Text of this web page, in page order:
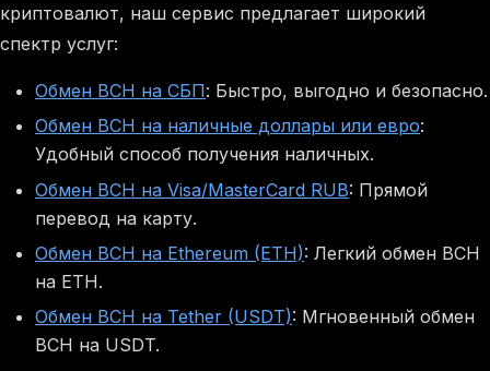
криптовалют, наш сервис предлагает широкий
спектр услуг:
Обмен BCH на СБП: Быстро, выгодно и безопасно.
Обмен BCH на наличные доллары или евро:
Удобный способ получения наличных.
Обмен BCH на Visa/MasterCard RUB: Прямой
перевод на карту.
Обмен BCH на Ethereum (ETH): Легкий обмен BCH
на ETH.
Обмен BCH на Tether (USDT): Мгновенный обмен
BCH на USDT.